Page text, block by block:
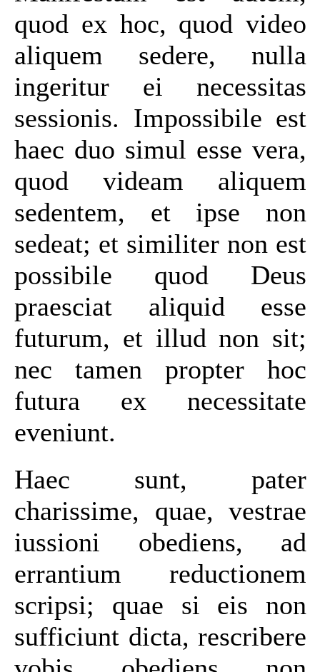
quod ex hoc, quod video
aliquem sedere, nulla
ingeritur ei necessitas
sessionis. Impossibile est
haec duo simul esse vera,
quod videam aliquem
sedentem, et ipse non
sedeat; et similiter non est
possibile quod Deus
praesciat aliquid esse
futurum, et illud non sit;
nec tamen propter hoc
futura ex necessitate
eveniunt.
Haec sunt, pater
charissime, quae, vestrae
iussioni obediens, ad
errantium reductionem
scripsi; quae si eis non
sufficiunt dicta, rescribere